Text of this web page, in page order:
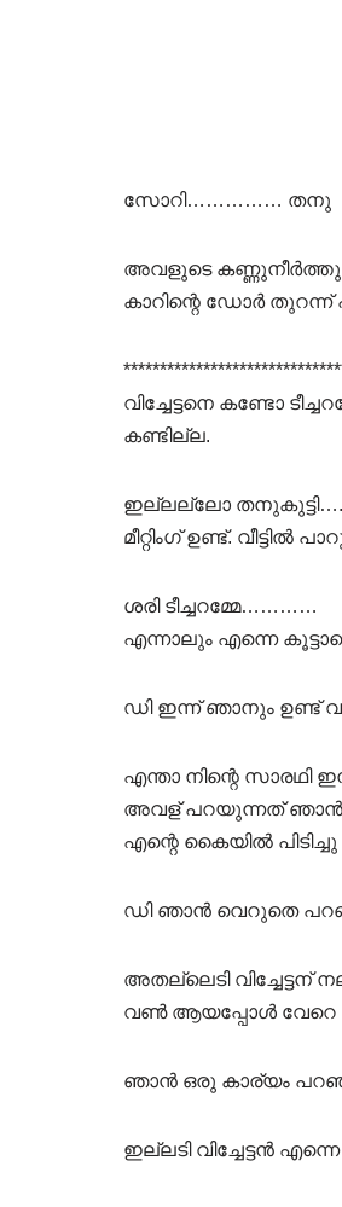
സോറി…………… തനു
അവളുടെ
കാറിന്റെ ഡോർ
വിച്ചേട്ടനെ കണ്ടോ
കണ്ടില്ല.
ഇല്ലല്ലോ തനുകുട്ടി….
മീറ്റിംഗ് ഉണ്ട്. വീട്ടിൽ
ശരി ടീച്ചറമ്മേ…………
എന്നാലും എന്നെ
ഡി ഇന്ന് ഞാനും ഉണ്ട്
എന്താ നിന്റെ സാരഥി
അവള് പറയുന്നത് ഞാൻ
എന്റെ കൈയിൽ
ഡി ഞാൻ വെറുതെ
അതല്ലെടി
വൺ ആയപ്പോൾ വേറെ
ഞാൻ ഒരു കാര്യം
ഇല്ലടി വിച്ചേട്ടൻ